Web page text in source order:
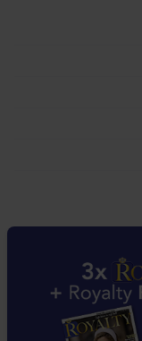
Royalty participeert in